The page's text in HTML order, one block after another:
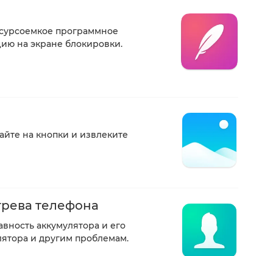
программное
на экране блокировки.
на кнопки и извлеките
телефона
аккумулятора и его
и другим проблемам.